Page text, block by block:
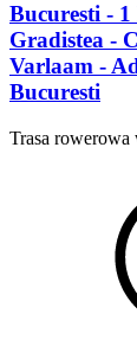
Bucuresti -
Gradistea -
Varlaam -
Bucuresti
Trasa rowerowa